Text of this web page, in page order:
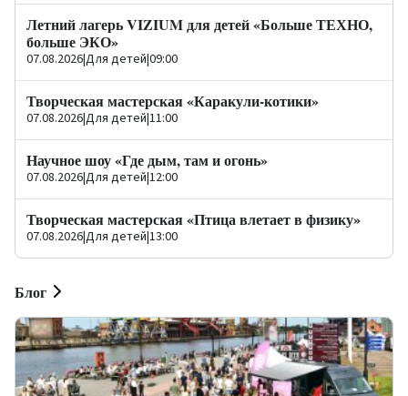
Летний лагерь VIZIUM для детей «Больше ТЕХНО,
больше ЭКО»
07.08.2026|Для детей|09:00
Творческая мастерская «Каракули-котики»
07.08.2026|Для детей|11:00
Научное шоу «Где дым, там и огонь»
07.08.2026|Для детей|12:00
Творческая мастерская «Птица влетает в физику»
07.08.2026|Для детей|13:00
Блог